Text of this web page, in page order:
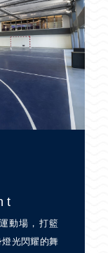
動場，打籃
光閃耀的舞